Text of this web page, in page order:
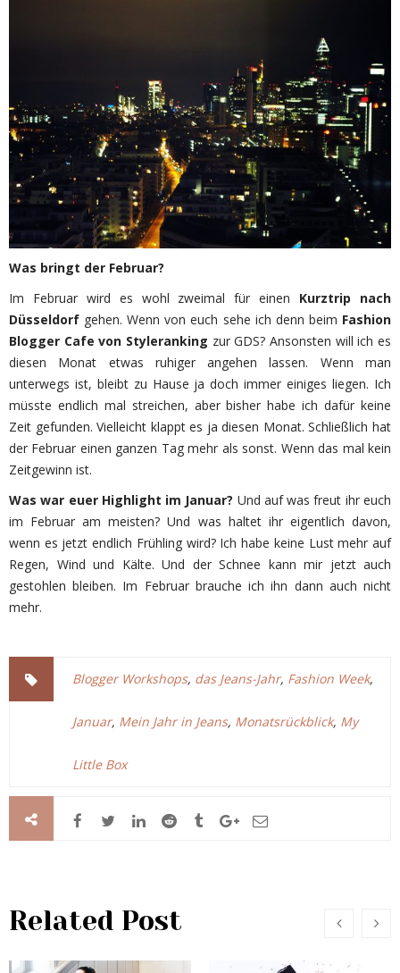
Was bringt der Februar?
Im Februar wird es wohl zweimal für einen Kurztrip nach
Düsseldorf gehen. Wenn von euch sehe ich denn beim Fashion
Blogger Cafe von Styleranking zur GDS? Ansonsten will ich es
diesen Monat etwas ruhiger angehen lassen. Wenn man
unterwegs ist, bleibt zu Hause ja doch immer einiges liegen. Ich
müsste endlich mal streichen, aber bisher habe ich dafür keine
Zeit gefunden. Vielleicht klappt es ja diesen Monat. Schließlich hat
der Februar einen ganzen Tag mehr als sonst. Wenn das mal kein
Zeitgewinn ist.
Was war euer Highlight im Januar? Und auf was freut ihr euch
im Februar am meisten? Und was haltet ihr eigentlich davon,
wenn es jetzt endlich Frühling wird? Ich habe keine Lust mehr auf
Regen, Wind und Kälte. Und der Schnee kann mir jetzt auch
gestohlen bleiben. Im Februar brauche ich ihn dann auch nicht
mehr.
Blogger Workshops, das Jeans-Jahr, Fashion Week,
Januar, Mein Jahr in Jeans, Monatsrückblick, My
Little Box
Related Post